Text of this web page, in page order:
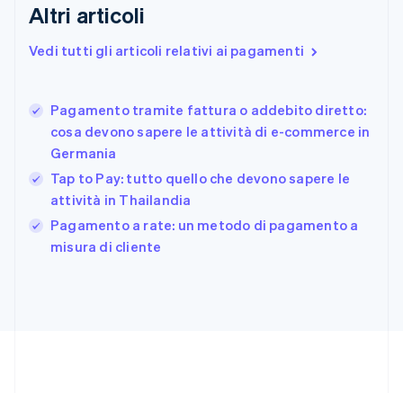
Altri articoli
Vedi tutti gli articoli relativi ai pagamenti
Pagamento tramite fattura o addebito diretto:
cosa devono sapere le attività di e-commerce in
Germania
Tap to Pay: tutto quello che devono sapere le
attività in Thailandia
Pagamento a rate: un metodo di pagamento a
misura di cliente
Finlandia
Francia
DeutschEnglish
Giappone
日本語English
English
Grecia
English
India